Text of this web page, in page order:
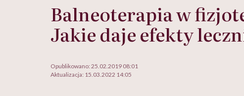
Balneoterapia w
Jakie daje efekty
Opublikowano: 25.02.2019 08:01
Aktualizacja: 15.03.2022 14:05